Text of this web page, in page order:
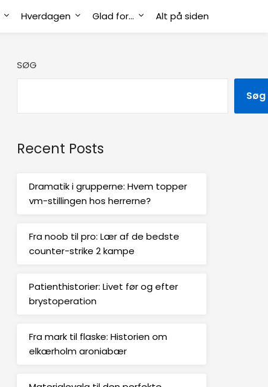
Hverdagen Glad for… Alt på siden
SØG
Søg
Recent Posts
Dramatik i grupperne: Hvem topper
vm-stillingen hos herrerne?
Fra noob til pro: Lær af de bedste
counter-strike 2 kampe
Patienthistorier: Livet før og efter
brystoperation
Fra mark til flaske: Historien om
elkærholm aroniabær